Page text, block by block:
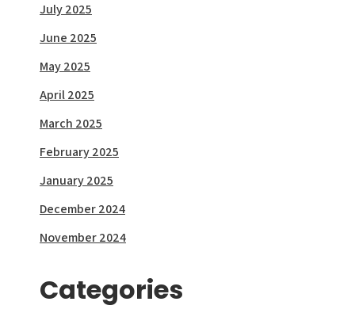
July 2025
June 2025
May 2025
April 2025
March 2025
February 2025
January 2025
December 2024
November 2024
Categories